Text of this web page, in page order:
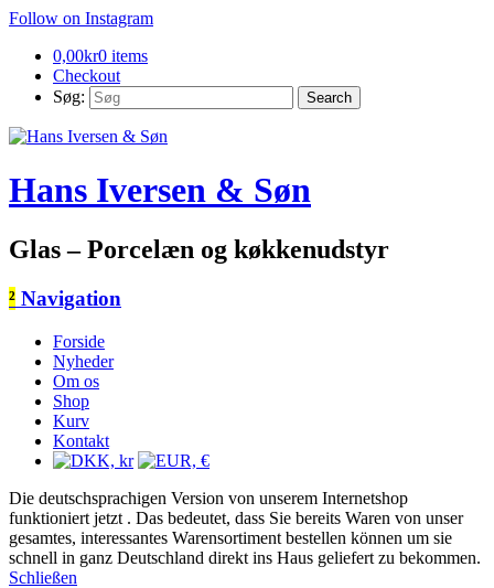
Follow on Instagram
0,00kr0 items
Checkout
Søg:
Hans Iversen & Søn
Glas – Porcelæn og køkkenudstyr
² Navigation
Forside
Nyheder
Om os
Shop
Kurv
Kontakt
Die deutschsprachigen Version von unserem Internetshop
funktioniert jetzt . Das bedeutet, dass Sie bereits Waren von unser
gesamtes, interessantes Warensortiment bestellen können um sie
schnell in ganz Deutschland direkt ins Haus geliefert zu bekommen.
Schließen